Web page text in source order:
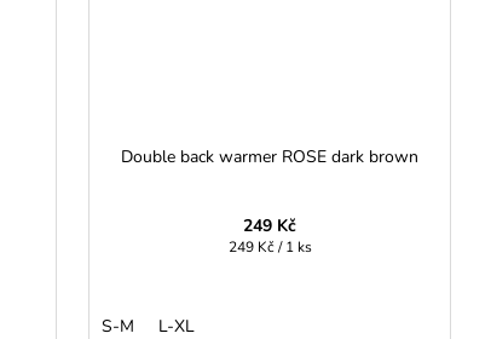
Double back warmer ROSE dark brown
249 Kč
Měrná
249 Kč / 1 ks
S-M L-XL